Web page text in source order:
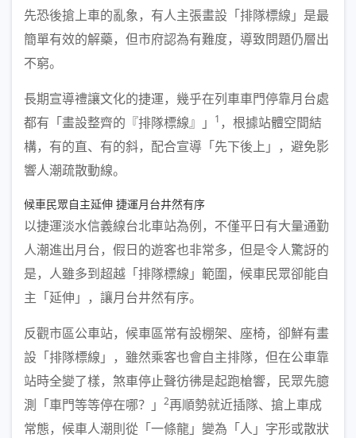
先恐後搶上車的亂象，有人主張畫設「排隊標線」是最
簡單有效的解藥，但市府認為有難度，導致問題仍層出
不窮。
長期宣導禮讓文化的捷運，幾乎在列車車門停靠月台處
都有「畫設整齊的『排隊標線』」
1 ，根據站體空間結
構，有的直、有的斜，配合宣導「先下後上」，避免影
響人潮疏散動線。
候車民眾自主延伸 捷運月台井然有序
以捷運淡水信義線台北車站為例，不僅平日有大量通勤
人潮進出月台，假日的遊客也非常多，但是令人驚訝的
是，人雖多到超越「排隊標線」範圍，候車民眾卻能自
主「延伸」，讓月台井然有序。
反觀市區公車站，候車區常有設棚架、座椅，卻鮮有畫
設「排隊標線」，雖然乘客也會自主排隊，但在公車靠
站時全變了樣，煞車停止聲彷彿是起跑槍響，民眾先臆
測「車門等等停在哪？」 2再順勢就近插隊、搶上車成
常態，候車人潮則從「一條龍」變為「人」字形或散狀